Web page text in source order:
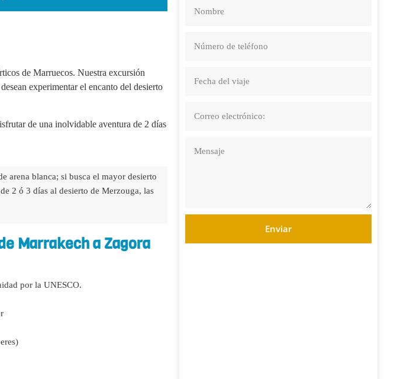
de Marruecos. Nuestra excursión
experimentar el encanto del desierto
de una inolvidable aventura de 2 días
arena blanca; si busca el mayor desierto
2 ó 3 días al desierto de Merzouga, las
Marrakech a Zagora
por la UNESCO.
Enviar